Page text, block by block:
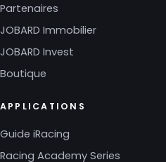
Partenaires
JOBARD Immobilier
JOBARD Invest
Boutique
APPLICATIONS
Guide iRacing
Racing Academy Series